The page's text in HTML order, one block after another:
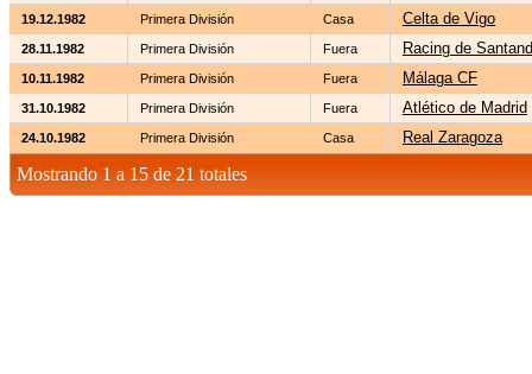
19.12.1982 Primera División Casa Celta de Vigo
28.11.1982 Primera División Fuera Racing de
10.11.1982 Primera División Fuera Málaga CF
31.10.1982 Primera División Fuera Atlético de Madrid
24.10.1982 Primera División Casa Real Zaragoza
Mostrando 1 a 15 de 21 totales